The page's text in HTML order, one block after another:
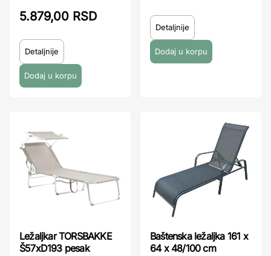
5.879,00 RSD
Detaljnije
Detaljnije
Ležaljkar TORSBAKKE
Š57xD193 pesak
Baštenska ležaljka 161 x
64 x 48/100 cm